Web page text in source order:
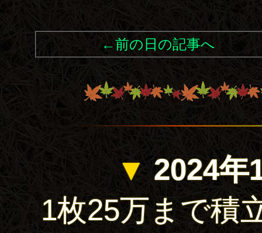
←前の日の記事へ
▼2024年
1枚25万まで積立で